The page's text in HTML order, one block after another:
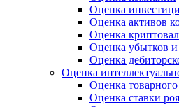
Оценка
Оценка активов
Оценка
Оценка убытков
Оценка
Оценка
Оценка товарного
Оценка ставки